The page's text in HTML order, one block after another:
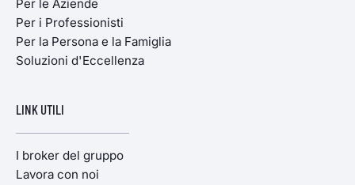
Per le Aziende
Per i Professionisti
Per la Persona e la Famiglia
Soluzioni d'Eccellenza
LINK UTILI
I broker del gruppo
Lavora con noi